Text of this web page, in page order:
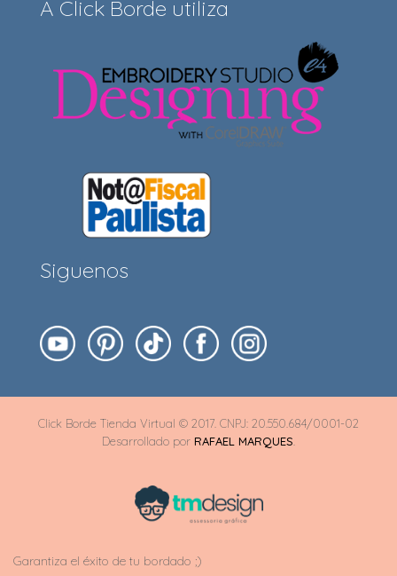
A Click Borde utiliza
Siguenos
Click Borde Tienda Virtual © 2017. CNPJ: 20.550.684/0001-02
Desarrollado por RAFAEL MARQUES.
Garantiza el éxito de tu bordado ;)